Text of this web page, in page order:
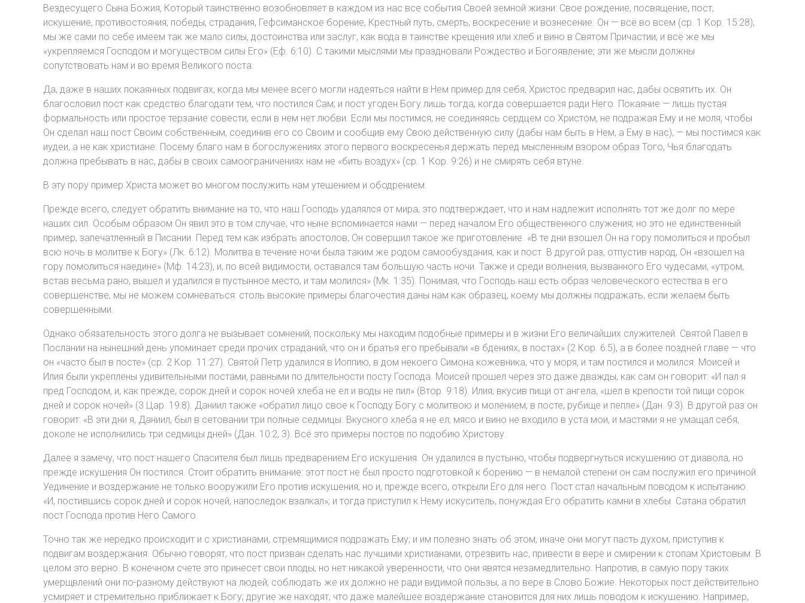
Вездесущего Сына Божия, Который таинственно возобновляет в каждом из нас все события Своей земной жизни: Свое рождение, посвящение, пост,
искушение, противостояния, победы, страдания, Гефсиманское борение, Крестный путь, смерть, воскресение и вознесение. Он — всё во всем (ср. 1 Кор. 15:28);
мы же сами по себе имеем так же мало силы, достоинства или заслуг, как вода в таинстве крещения или хлеб и вино в Святом Причастии; и всё же мы
«укрепляемся Господом и могуществом силы Его» (Еф. 6:10). С такими мыслями мы праздновали Рождество и Богоявление; эти же мысли должны
сопутствовать нам и во время Великого поста.
Да, даже в наших покаянных подвигах, когда мы менее всего могли надеяться найти в Нем пример для себя, Христос предварил нас, дабы освятить их. Он
благословил пост как средство благодати тем, что постился Сам; и пост угоден Богу лишь тогда, когда совершается ради Него. Покаяние — лишь пустая
формальность или простое терзание совести, если в нем нет любви. Если мы постимся, не соединяясь сердцем со Христом, не подражая Ему и не моля, чтобы
Он сделал наш пост Своим собственным, соединив его со Своим и сообщив ему Свою действенную силу (дабы нам быть в Нем, а Ему в нас), — мы постимся как
иудеи, а не как христиане. Посему благо нам в богослужениях этого первого воскресенья держать перед мысленным взором образ Того, Чья благодать
должна пребывать в нас, дабы в своих самоограничениях нам не «бить воздух» (ср. 1 Кор. 9:26) и не смирять себя втуне.
В эту пору пример Христа может во многом послужить нам утешением и ободрением.
Прежде всего, следует обратить внимание на то, что наш Господь удалялся от мира; это подтверждает, что и нам надлежит исполнять тот же долг по мере
наших сил. Особым образом Он явил это в том случае, что ныне вспоминается нами — перед началом Его общественного служения; но это не единственный
пример, запечатленный в Писании. Перед тем как избрать апостолов, Он совершил такое же приготовление. «В те дни взошел Он на гору помолиться и пробыл
всю ночь в молитве к Богу» (Лк. 6:12). Молитва в течение ночи была таким же родом самообуздания, как и пост. В другой раз, отпустив народ, Он «взошел на
гору помолиться наедине» (Мф. 14:23), и, по всей видимости, оставался там большую часть ночи. Также и среди волнения, вызванного Его чудесами, «утром,
встав весьма рано, вышел и удалился в пустынное место, и там молился» (Мк. 1:35). Понимая, что Господь наш есть образ человеческого естества в его
совершенстве, мы не можем сомневаться: столь высокие примеры благочестия даны нам как образец, коему мы должны подражать, если желаем быть
совершенными.
Однако обязательность этого долга не вызывает сомнений, поскольку мы находим подобные примеры и в жизни Его величайших служителей. Святой Павел в
Послании на нынешний день упоминает среди прочих страданий, что он и братья его пребывали «в бдениях, в постах» (2 Кор. 6:5), а в более поздней главе — что
он «часто был в посте» (ср. 2 Кор. 11:27). Святой Петр удалился в Иоппию, в дом некоего Симона кожевника, что у моря, и там постился и молился. Моисей и
Илия были укреплены удивительными постами, равными по длительности посту Господа. Моисей прошел через это даже дважды, как сам он говорит: «И пал я
пред Господом, и, как прежде, сорок дней и сорок ночей хлеба не ел и воды не пил» (Втор. 9:18). Илия, вкусив пищи от ангела, «шел в крепости той пищи сорок
дней и сорок ночей» (3 Цар. 19:8). Даниил также «обратил лицо свое к Господу Богу с молитвою и молением, в посте, рубище и пепле» (Дан. 9:3). В другой раз он
говорит: «В эти дни я, Даниил, был в сетовании три полные седмицы. Вкусного хлеба я не ел; мясо и вино не входило в уста мои, и мастями я не умащал себя,
доколе не исполнились три седмицы дней» (Дан. 10:2, 3). Всё это примеры постов по подобию Христову.
Далее я замечу, что пост нашего Спасителя был лишь предварением Его искушения. Он удалился в пустыню, чтобы подвергнуться искушению от диавола, но
прежде искушения Он постился. Стоит обратить внимание: этот пост не был просто подготовкой к борению — в немалой степени он сам послужил его причиной.
Уединение и воздержание не только вооружили Его против искушения, но и, прежде всего, открыли Его для него. Пост стал начальным поводом к испытанию.
«И, постившись сорок дней и сорок ночей, напоследок взалкал»; и тогда приступил к Нему искуситель, понуждая Его обратить камни в хлебы. Сатана обратил
пост Господа против Него Самого.
Точно так же нередко происходит и с христианами, стремящимися подражать Ему; и им полезно знать об этом, иначе они могут пасть духом, приступив к
подвигам воздержания. Обычно говорят, что пост призван сделать нас лучшими христианами, отрезвить нас, привести в вере и смирении к стопам Христовым. В
целом это верно. В конечном счете это принесет свои плоды, но нет никакой уверенности, что они явятся незамедлительно. Напротив, в самую пору таких
умерщвлений они по-разному действуют на людей; соблюдать же их должно не ради видимой пользы, а по вере в Слово Божие. Некоторых пост действительно
усмиряет и стремительно приближает к Богу; другие же находят, что даже малейшее воздержание становится для них лишь поводом к искушению. Например,